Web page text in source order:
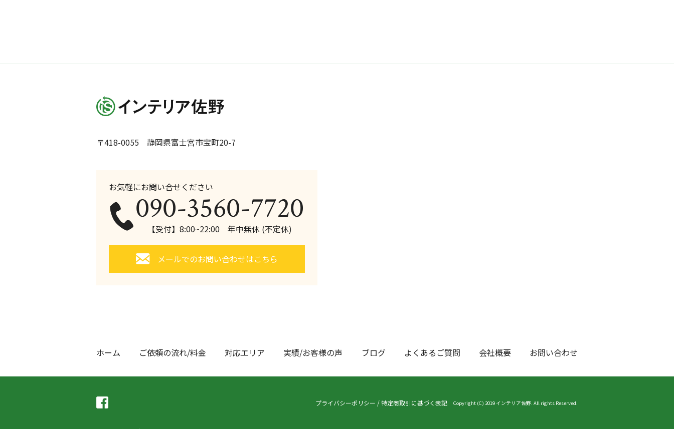
o
〒418-0055 静岡県富士宮市宝町20-7
お気軽にお問い合せください
090-3560-7720
【受付】8:00~22:00 年中無休 (不定休)
メールでのお問い合わせはこちら
ホーム ご依頼の流れ/料金 対応エリア 実績/お客様の声 ブログ よくあるご質問 会社概要 お問い合わせ
プライバシーポリシー /特定商取引に基づく表記 Copyright (C) 2019 インテリア佐野. All rights Reserved.